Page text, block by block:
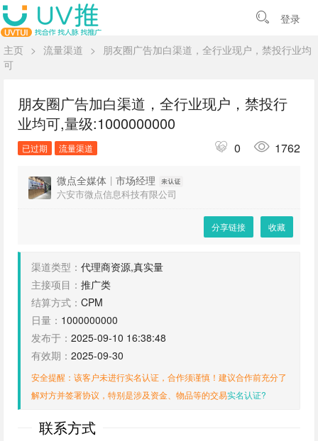
登录
主页 > 流量渠道 >
朋友圈广告加白渠道，全行业现户，禁投行业均
可
朋友圈广告加白渠道，全行业现户，禁投行
业均可,量级:1000000000
已过期 流量渠道 0 1762
微点全媒体 | 市场经理
六安市微点信息科技有限公司
分享链接 收藏
渠道类型： 代理商资源,真实量
主接项目： 推广类
结算方式： CPM
日量： 1000000000
发布于： 2025-09-10 16:38:48
有效期： 2025-09-30
安全提醒：该客户未进行实名认证，合作须谨慎！建议合作前充分了
解对方并签署协议，特别是涉及资金、物品等的交易实名认证?
联系方式